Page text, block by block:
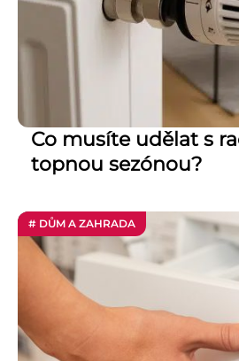
Co musíte udělat s
topnou sezónou?
# DŮM A ZAHRADA